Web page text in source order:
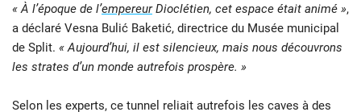
« À l’époque de l’empereurDioclétien, cet espace était animé »,
a déclaré Vesna Bulić Baketić, directrice du Musée municipal
de Split. « Aujourd’hui, il est silencieux, mais nous découvrons
les strates d’un monde autrefois prospère. »
Selon les experts, ce tunnel reliait autrefois les caves à des